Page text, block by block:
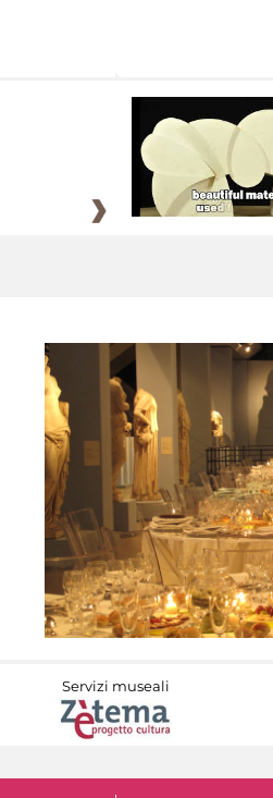
Servizi museali